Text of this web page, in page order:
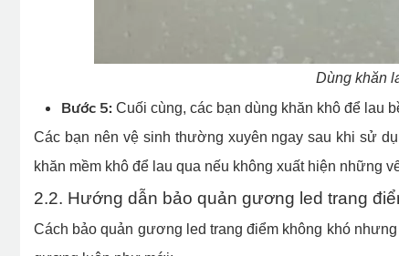
Dùng khăn
Bước 5: Cuối cùng, các bạn dùng khăn khô để lau
Các bạn nên vệ sinh thường xuyên ngay sau khi sử
khăn mềm khô để lau qua nếu không xuất hiện những
2.2. Hướng dẫn bảo quản gương led trang
Cách bảo quản gương led trang điểm không khó